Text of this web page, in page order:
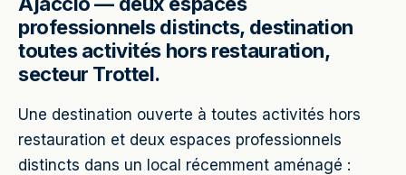
professionnels distincts, destination
toutes activités hors restauration,
secteur Trottel.
Une destination ouverte à toutes activités hors
restauration et deux espaces professionnels
distincts dans un local récemment aménagé :